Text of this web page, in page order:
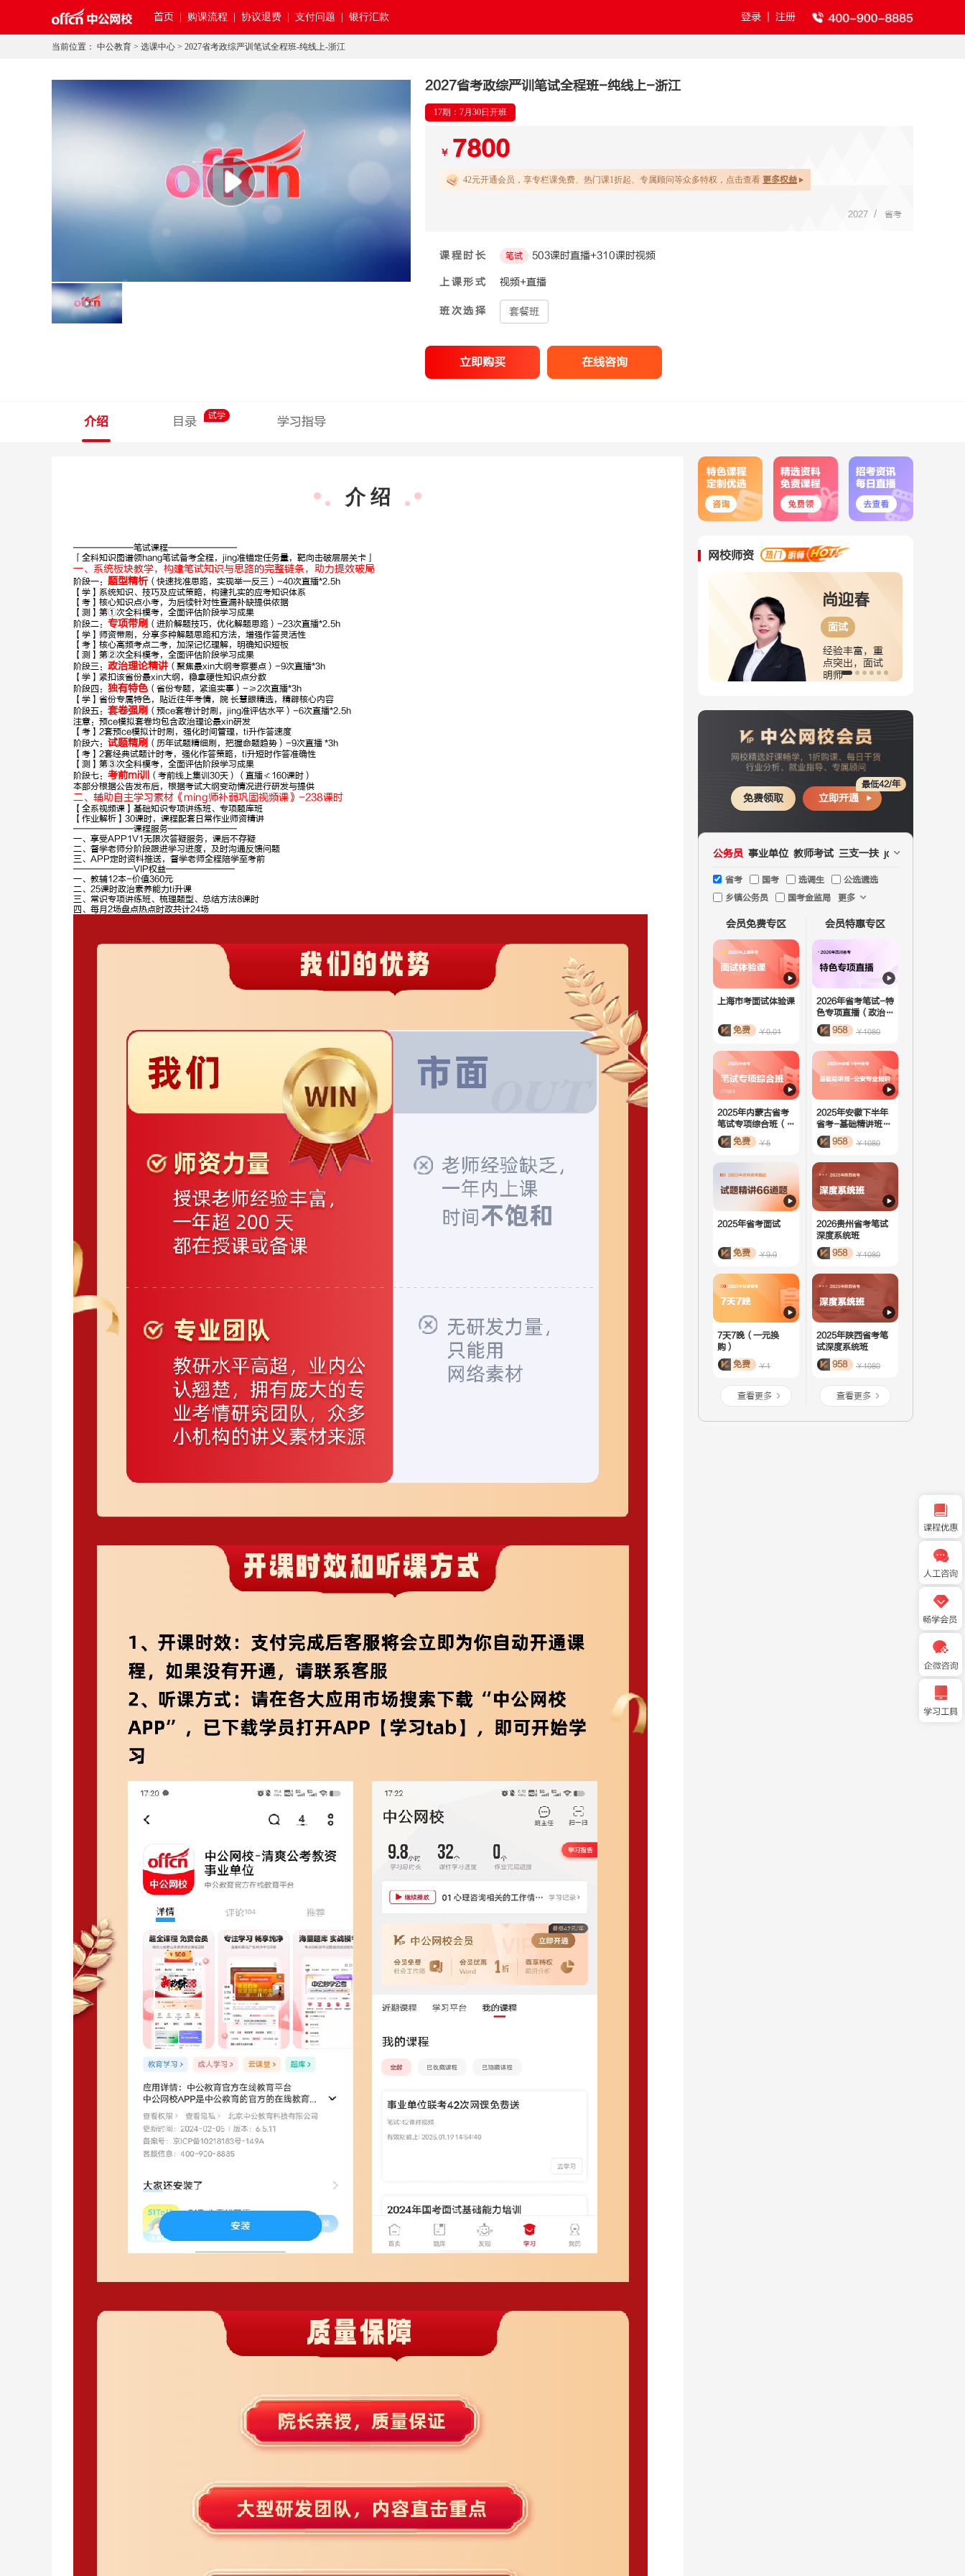
首页 购课流程 | 协议退费 | 支付问题 | 银行汇款 登录 注册
当前位置： 中公教育 > 选课中心 > 2027省考政综严训笔试全程班-纯线上-浙江
2027省考政综严训笔试全程班-纯线上-浙江
17期：7月30日开班
￥ 7800
42元开通会员，享专栏课免费、热门课1折起、专属顾问等众多特权，点击查看 更多权益
2027 / 省考
课程时长 笔试 503课时直播+310课时视频
上课形式 视频+直播
班次选择 套餐班
立即购买 在线咨询
介绍 目录 试学 学习指导
介 绍
———————笔试课程————————
「全科知识图谱领hang笔试备考全程，jing准锚定任务量，靶向击破层层关卡」
一、系统板块教学，构建笔试知识与思路的完整链条，助力提效破局
阶段一： 题型精析（快速找准思路，实现举一反三）-40次直播*2.5h
【学】系统知识、技巧及应试策略，构建扎实的应考知识体系
【考】核心知识点小考，为后续针对性查漏补缺提供依据
【测】第①次全科模考，全面评估阶段学习成果
阶段二： 专项带刷 （进阶解题技巧，优化解题思路）-23次直播*2.5h
【学】师资带刷，分享多种解题思路和方法，增强作答灵活性
【考】核心高频考点二考，加深记忆理解，明确知识短板
【测】第②次全科模考，全面评估阶段学习成果
阶段三： 政治理论精讲 （聚焦最xin大纲考察要点）-9次直播*3h
【学】紧扣该省份最xin大纲，稳拿硬性知识点分数
阶段四： 独有特色 （省份专题，紧追实事）-≥2次直播*3h
【学】省份专属特色，贴近往年考情，院 长慧眼精选，精辟核心内容
阶段五： 套卷强刷 （预ce套卷计时刷，jing准评估水平）-6次直播*2.5h
注意：预ce模拟套卷均包含政治理论最xin研发
【考】2套预ce模拟计时刷，强化时间管理，ti升作答速度
阶段六： 试题精刷 （历年试题精细刷，把握命题趋势）-9次直播 *3h
【考】2套经典试题计时考，强化作答策略，ti升短时作答准确性
【测】第③次全科模考，全面评估阶段学习成果
阶段七： 考前mi训
（考前线上集训30天）（直播≮160课时）
本部分根据公告发布后，根据考试大纲变动情况进行研发与提供
二、辅助自主学习素材《ming师补弱巩固视频课》-238课时
【全系视频课】基础知识专项讲练班、专项题库班
【作业解析】30课时，课程配套日常作业师资精讲
———————课程服务————————
一、享受APP1V1无限次答疑服务，课后不存疑
二、督学老师分阶段跟进学习进度，及时沟通反馈问题
三、APP定时资料推送，督学老师全程陪学至考前
———————VIP权益————————
一、教辅12本-价值360元
二、25课时政治素养能力ti升课
三、常识专项讲练班、梳理题型、总结方法8课时
四、每月2场盘点热点时政共计24场
网校师资
孙圣林 尚迎春
面试
经验丰富，重
点突出，面试
明师
免费领取 立即开通
最低42/年
公务员 事业单位 教师考试 三支一扶 jd文职
省考 国考 选调生
公选遴选
乡镇公务员
国考金监局 更多
会员免费专区
上海市考面试体验课
免费 ￥0.01
2025年内蒙古省考
笔试专项综合班（活
动课）
免费 ￥5
2025年省考面试
免费 ￥9.9
7天7晚（一元换
购）
免费
￥1
查看更多
会员特惠专区
2026年省考笔试-特
色专项直播（政治理
论）
958 ￥1080
2025年安徽下半年
省考-基础精讲班-
公安专业知识
958 ￥1080
2026贵州省考笔试
深度系统班
958
￥1080
2025年陕西省考笔
试深度系统班
958
￥1080
查看更多